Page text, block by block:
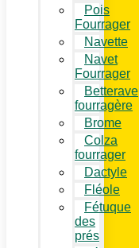
Pois
Fourrager
Navette
Navet
Fourrager
Betterave
fourragère
Brome
Colza
fourrager
Dactyle
Fléole
Fétuque
des
prés